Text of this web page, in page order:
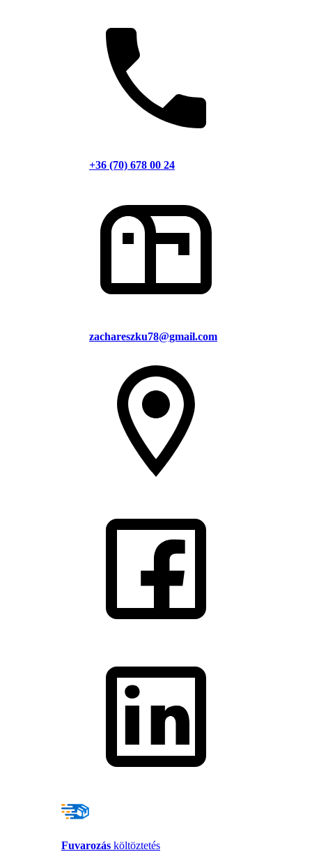
+36 (70) 678 00 24
zachareszku78@gmail.com
Fuvarozás költöztetés